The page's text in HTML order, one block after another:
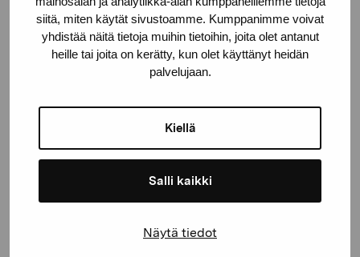
siitä, miten käytät sivustoamme. Kumppanimme voivat
yhdistää näitä tietoja muihin tietoihin, joita olet antanut
heille tai joita on kerätty, kun olet käyttänyt heidän
palvelujaan.
Kiellä
Salli kaikki
Näytä tiedot
proartibus@proartibus.fi
+358 (0)50 371 6339
Contact us
Stay up-to-date on our